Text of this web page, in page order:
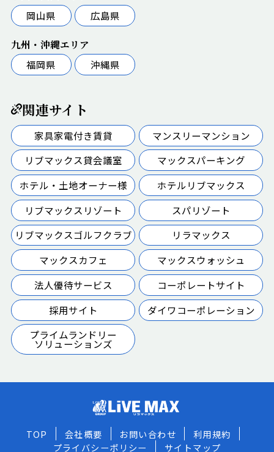
岡山県
広島県
九州・沖縄エリア
福岡県
沖縄県
関連サイト
家具家電付き賃貸
マンスリーマンション
リブマックス貸会議室
マックスパーキング
ホテル・土地オーナー様
ホテルリブマックス
リブマックスリゾート
スパリゾート
リブマックスゴルフクラブ
リラマックス
マックスカフェ
マックスウォッシュ
法人優待サービス
コーポレートサイト
採用サイト
ダイワコーポレーション
プライムランドリー
ソリューションズ
TOP 会社概要 お問い合わせ
利用規約
プライバシーポリシー
サイトマップ